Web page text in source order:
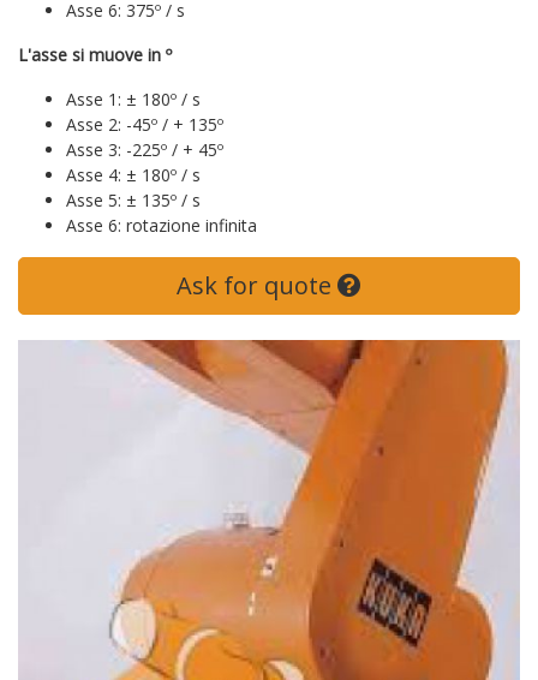
Asse 6: 375º / s
L'asse si muove in º
Asse 1: ± 180º / s
Asse 2: -45º / + 135º
Asse 3: -225º / + 45º
Asse 4: ± 180º / s
Asse 5: ± 135º / s
Asse 6: rotazione infinita
Ask for quote